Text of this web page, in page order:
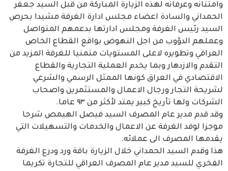
وامتنانه وعرفانه لهذه الزيارة المباركة من قبل السيد جعفر
الحمداني والسادة اعضاء مجلس ادارة الغرفة مشيدا بحرص
السيد رئيس الغرفة ومجلس ادارتها بدعمهم المتواصل
وعملهم الدؤوب من اجل النهوض بواقع القطاع الخاص
العراقي وتطويره لاعلى المستويات متمنيا للغرفة المزيد من
التقدم والازدهار وبما يخدم العملية التجارية والقطاع
الاقتصادي في العراق كونها الممثل الرسمي والشرعي
لشريحة التجار ورجال الاعمال والمستثمرين واصحاب
الشركات ولها تأريخ كبير يمتد لأكثر من ٩٣ عاما.
وقد قدم مدير عام المصرف السيد فيصل الهيمص شرحا
موجزا لوفد الغرفة عن الاعمال والخدمات والتسهيلات التي
يقدمها المصرف الى عملائه.
هذا وقدم السيد الحمداني خلال الزيارة باقة ورد ودرع الغرفة
الفخري للسيد مدير عام المصرف العراقي للتجارة تكريما